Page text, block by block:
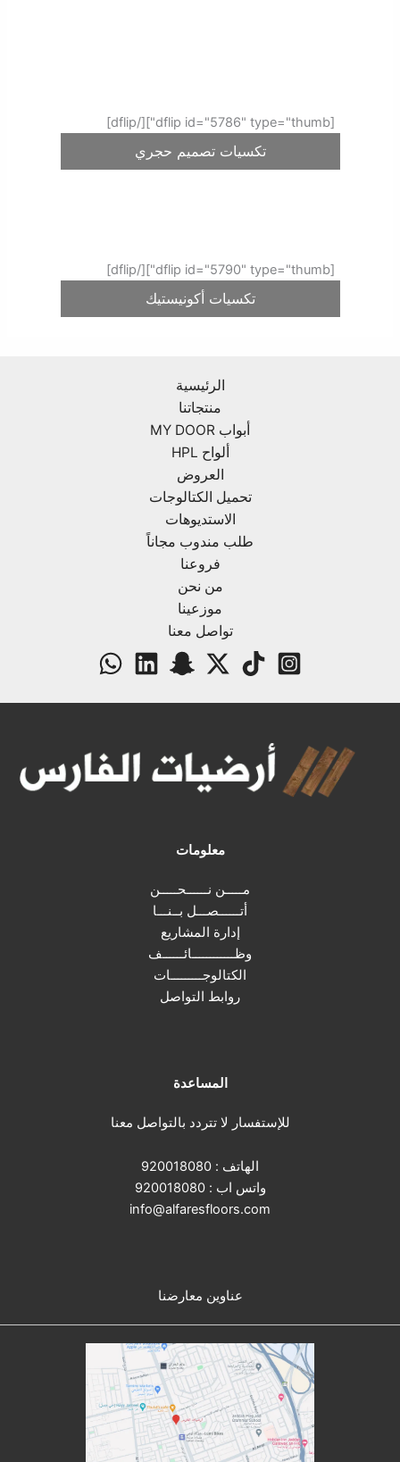
[dflip id="5786" type="thumb"][/dflip]
تكسيات تصميم حجري
[dflip id="5790" type="thumb"][/dflip]
تكسيات أكونيستيك
الرئيسية
منتجاتنا
أبواب MY DOOR
ألواح HPL
العروض
تحميل الكتالوجات
الاستديوهات
طلب مندوب مجاناً
فروعنا
من نحن
موزعينا
تواصل معنا
معلومات
مـــــن نــــــحـــــن
أتــــــصـــل بــنـــا
إدارة المشاريع
وظــــــــــــائــــــف
الكتالوجـــــــــات
روابط التواصل
المساعدة
للإستفسار لا تتردد بالتواصل معنا
الهاتف : 920018080
واتس اب :920018080
info@alfaresfloors.com
عناوين معارضنا